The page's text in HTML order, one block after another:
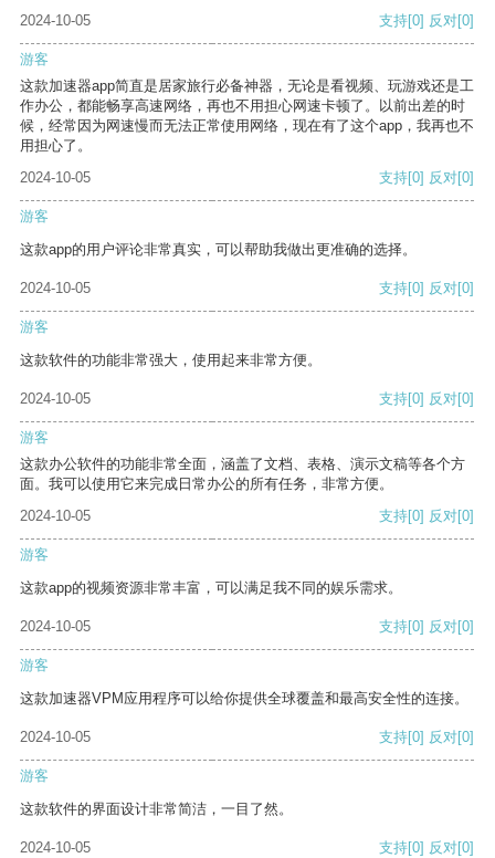
2024-10-05 支持[0] 反对[0]
游客
这款加速器app简直是居家旅行必备神器，无论是看视频、玩游戏还是工
作办公，都能畅享高速网络，再也不用担心网速卡顿了。以前出差的时
候，经常因为网速慢而无法正常使用网络，现在有了这个app，我再也不
用担心了。
2024-10-05
支持[0] 反对[0]
游客
这款app的用户评论非常真实，可以帮助我做出更准确的选择。
2024-10-05 支持[0] 反对[0]
游客
这款软件的功能非常强大，使用起来非常方便。
2024-10-05 支持[0] 反对[0]
游客
这款办公软件的功能非常全面，涵盖了文档、表格、演示文稿等各个方
面。我可以使用它来完成日常办公的所有任务，非常方便。
2024-10-05
支持[0] 反对[0]
游客
这款app的视频资源非常丰富，可以满足我不同的娱乐需求。
2024-10-05 支持[0] 反对[0]
游客
这款加速器VPM应用程序可以给你提供全球覆盖和最高安全性的连接。
2024-10-05 支持[0] 反对[0]
游客
这款软件的界面设计非常简洁，一目了然。
2024-10-05 支持[0] 反对[0]